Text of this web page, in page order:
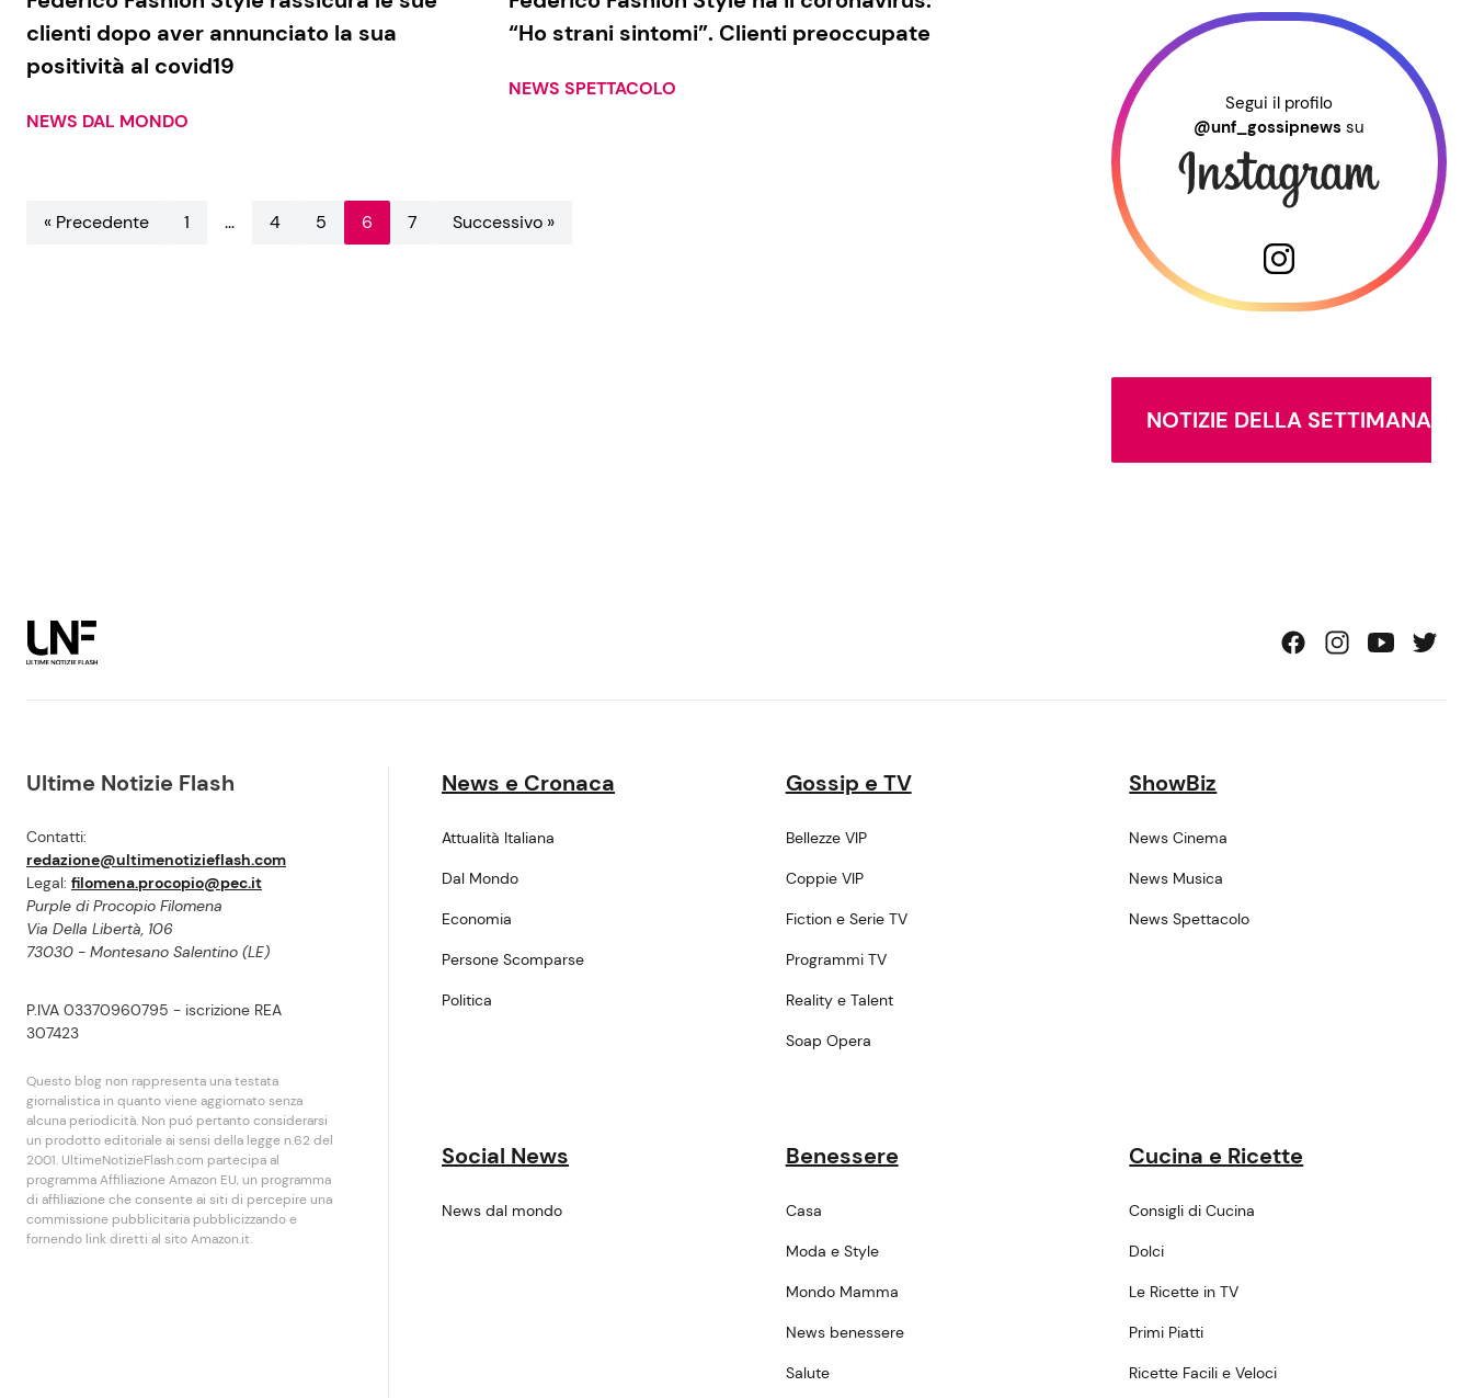
clienti dopo aver annunciato la sua
positività al covid19
NEWS DAL MONDO
“Ho strani sintomi”. Clienti preoccupate
NEWS SPETTACOLO
« Precedente 1 … 4 5 6 7 Successivo »
Segui il profilo
@unf_gossipnews su
NOTIZIE DELLA SETTIMANA
Ultime Notizie Flash
Contatti:
redazione@ultimenotizieflash.com
Legal: filomena.procopio@pec.it
Purple di Procopio Filomena
Via Della Libertà, 106
73030 - Montesano Salentino (LE)
P.IVA 03370960795 - iscrizione REA
307423
Questo blog non rappresenta una testata
giornalistica in quanto viene aggiornato senza
alcuna periodicità. Non puó pertanto considerarsi
un prodotto editoriale ai sensi della legge n.62 del
2001. UltimeNotizieFlash.com partecipa al
programma Affiliazione Amazon EU, un programma
di affiliazione che consente ai siti di percepire una
commissione pubblicitaria pubblicizzando e
fornendo link diretti al sito Amazon.it.
News e Cronaca
Attualità Italiana
Dal Mondo
Economia
Persone Scomparse
Politica
Gossip e TV
Bellezze VIP
Coppie VIP
Fiction e Serie TV
Programmi TV
Reality e Talent
Soap Opera
ShowBiz
News Cinema
News Musica
News Spettacolo
Social News
News dal mondo
Benessere
Casa
Moda e Style
Mondo Mamma
News benessere
Salute
Cucina e Ricette
Consigli di Cucina
Dolci
Le Ricette in TV
Primi Piatti
Ricette Facili e Veloci